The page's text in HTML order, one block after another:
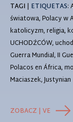
TAGI | ETIQUETAS:
światowa, Polacy w
katolicyzm, religia,
UCHODŹCÓW,
Guerra Mundial, II
Polacos en África,
Maciaszek, Justynian
ZOBACZ | VE